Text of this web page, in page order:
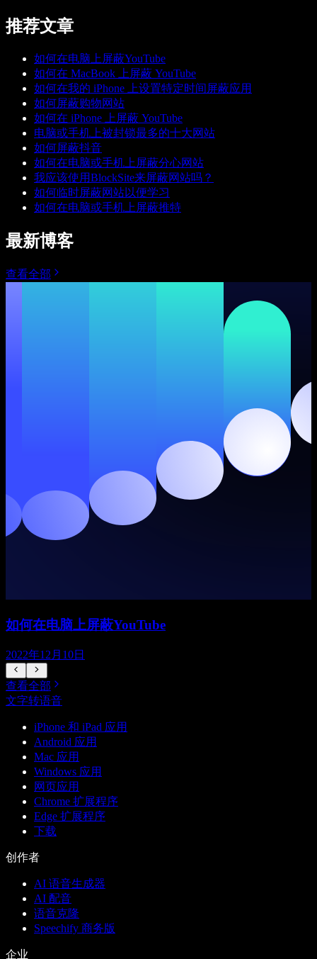
推荐文章
如何在电脑上屏蔽YouTube
如何在 MacBook 上屏蔽 YouTube
如何在我的 iPhone 上设置特定时间屏蔽应用
如何屏蔽购物网站
如何在 iPhone 上屏蔽 YouTube
电脑或手机上被封锁最多的十大网站
如何屏蔽抖音
如何在电脑或手机上屏蔽分心网站
我应该使用BlockSite来屏蔽网站吗？
如何临时屏蔽网站以便学习
如何在电脑或手机上屏蔽推特
最新博客
查看全部
如何在电脑上屏蔽YouTube
2022年12月10日
查看全部
文字转语音
iPhone 和 iPad 应用
Android 应用
Mac 应用
Windows 应用
网页应用
Chrome 扩展程序
Edge 扩展程序
下载
创作者
AI 语音生成器
AI 配音
语音克隆
Speechify 商务版
企业